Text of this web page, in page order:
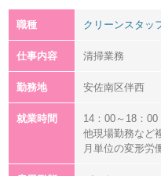
職種 クリーンスタッ
仕事内容 清掃業務
勤務地 安佐南区伴西
就業時間
14：00～18：
他現場勤務など
月単位の変形労